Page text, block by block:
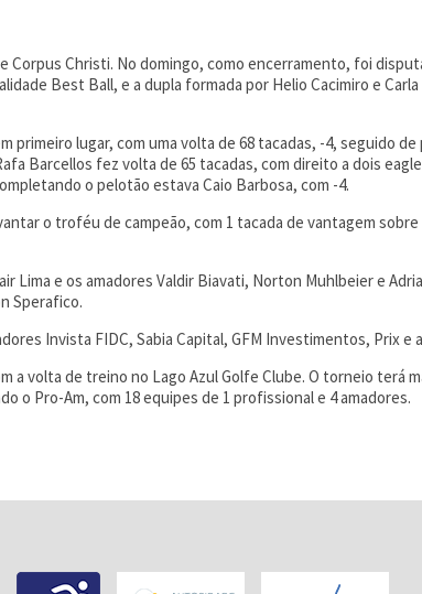
Christi. No domingo, como encerramento, foi
Best Ball, e a dupla formada por Helio Cacimiro e
primeiro lugar, com uma volta de 68 tacadas, -4, seguido
Barcellos fez volta de 65 tacadas, com direito a dois
o pelotão estava Caio Barbosa, com -4.
o troféu de campeão, com 1 tacada de vantagem
Lima e os amadores Valdir Biavati, Norton Muhlbeier e
Sperafico.
Invista FIDC, Sabia Capital, GFM Investimentos, Prix e
a volta de treino no Lago Azul Golfe Clube. O torneio terá
o Pro-Am, com 18 equipes de 1 profissional e 4 amadores.